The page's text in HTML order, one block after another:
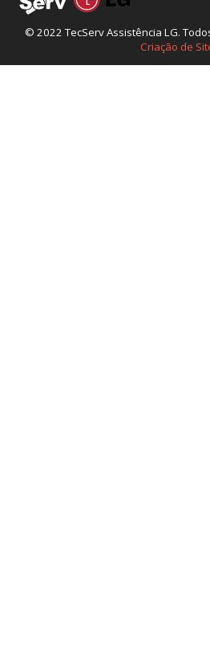
© 2022 TecServ Assistência LG.
Criação de